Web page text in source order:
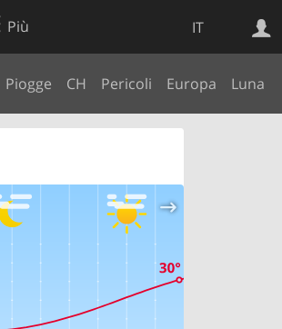
IT
Più
Piogge CH Pericoli Europa Luna
Ricerca Web